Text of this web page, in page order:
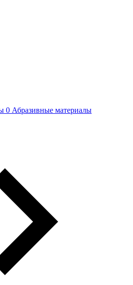
Абразивные материалы